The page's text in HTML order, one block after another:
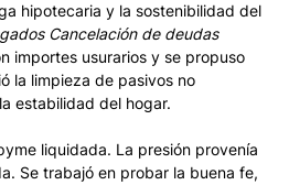
hipotecaria y la sostenibilidad del
Cancelación de deudas
importes usurarios y se propuso
la limpieza de pasivos no
estabilidad del hogar.
liquidada. La presión provenía
Se trabajó en probar la buena fe,